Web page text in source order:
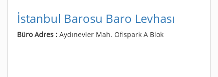
İstanbul Barosu Baro Levhası
Büro Adres : Aydınevler Mah. Ofispark A Blok